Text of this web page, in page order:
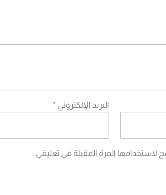
البريد الإلكتروني *
لاستخدامها المرة المقبلة في تعليقي.